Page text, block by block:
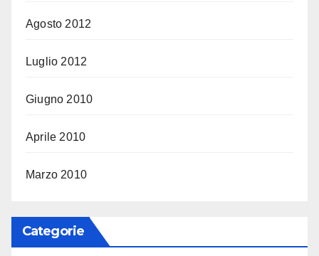
Agosto 2012
Luglio 2012
Giugno 2010
Aprile 2010
Marzo 2010
Categorie